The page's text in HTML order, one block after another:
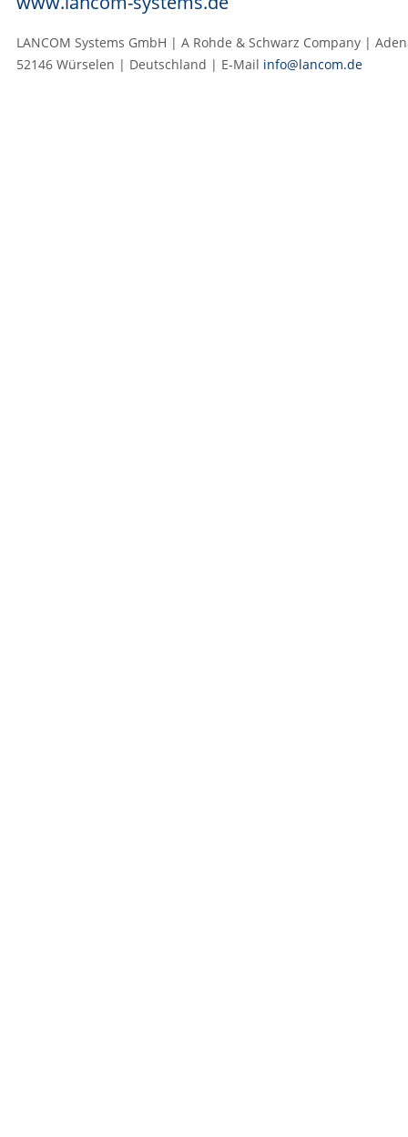
LANCOM Systems GmbH | A Rohde & Schwarz Company |
52146 Würselen | Deutschland | E‑Mail info@lancom.de